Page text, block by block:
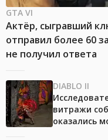
GTA VI
Актёр, сыгравший
отправил более 60
не получил ответа
DIABLO II
витражи
оказались